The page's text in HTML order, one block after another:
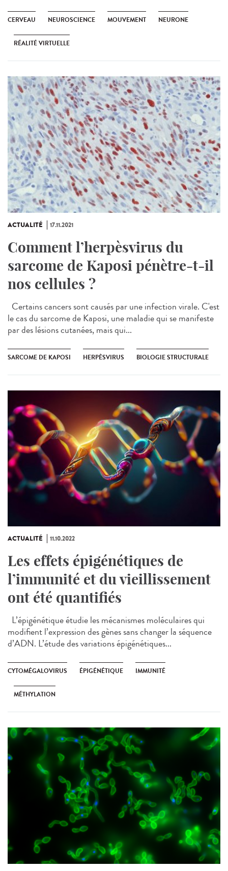
CERVEAU NEUROSCIENCE MOUVEMENT NEURONE
RÉALITÉ VIRTUELLE
ACTUALITÉ 17.11.2021
Comment l’herpèsvirus du
sarcome de Kaposi pénètre-t-il
nos cellules ?
Certains cancers sont causés par une infection virale. C'est
le cas du sarcome de Kaposi, une maladie qui se manifeste
par des lésions cutanées, mais qui...
SARCOME DE KAPOSI HERPÈSVIRUS BIOLOGIE STRUCTURALE
ACTUALITÉ 11.10.2022
Les effets épigénétiques de
l’immunité et du vieillissement
ont été quantifiés
L’épigénétique étudie les mécanismes moléculaires qui
modifient l’expression des gènes sans changer la séquence
d’ADN. L’étude des variations épigénétiques...
CYTOMÉGALOVIRUS ÉPIGÉNÉTIQUE IMMUNITÉ
MÉTHYLATION